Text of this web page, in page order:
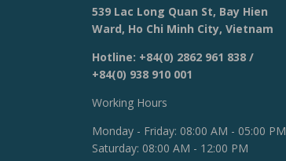
539 Lac Long Quan St, Bay Hien
Ward, Ho Chi Minh City, Vietnam
Hotline: +84(0) 2862 961 838 /
+84(0) 938 910 001
Working Hours
Monday - Friday: 08:00 AM - 05:00 PM
Saturday: 08:00 AM - 12:00 PM